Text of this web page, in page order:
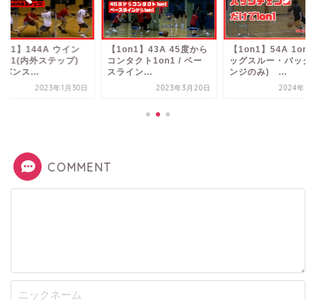
】144A ウイン
内外ステップ)
バンス...
2023年1月30日
【1on1】43A 45度から
コンタクト1on1 / ベー
スライン...
2023年3月20日
【1on1】54A
ッグスルー・バック
ンジのみ) ...
2024年7
COMMENT